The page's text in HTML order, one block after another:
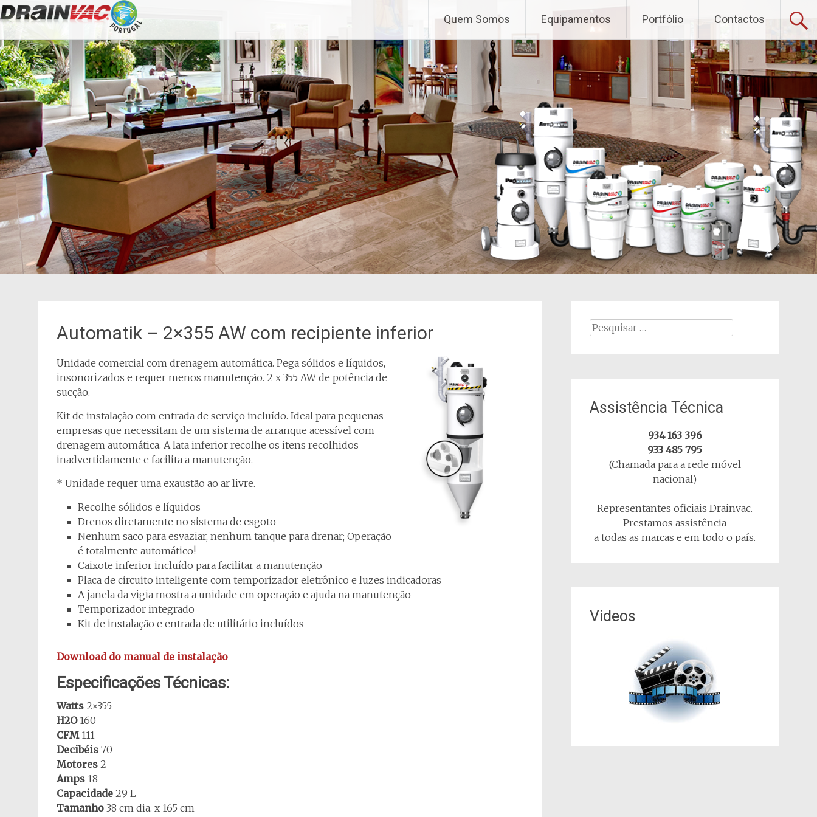
para
conteúdo
Quem Somos Equipamentos Portfólio Contactos
Automatik – 2×355 AW com recipiente inferior
Unidade comercial com drenagem automática. Pega sólidos e líquidos,
insonorizados e requer menos manutenção. 2 x 355 AW de potência de
sucção.
Kit de instalação com entrada de serviço incluído. Ideal para pequenas
empresas que necessitam de um sistema de arranque acessível com
drenagem automática. A lata inferior recolhe os itens recolhidos
inadvertidamente e facilita a manutenção.
* Unidade requer uma exaustão ao ar livre.
Recolhe sólidos e líquidos
Drenos diretamente no sistema de esgoto
Nenhum saco para esvaziar, nenhum tanque para drenar; Operação
é totalmente automático!
Caixote inferior incluído para facilitar a manutenção
Placa de circuito inteligente com temporizador eletrônico e luzes indicadoras
A janela da vigia mostra a unidade em operação e ajuda na manutenção
Temporizador integrado
Kit de instalação e entrada de utilitário incluídos
Download do manual de instalação
Especificações Técnicas:
Watts 2×355
H2O160
CFM111
Decibéis 70
Motores 2
Amps 18
Capacidade 29 L
Tamanho 38 cm dia. x 165 cm
Procurar
Assistência Técnica
934 163 396
933 485 795
(Chamada para a rede móvel
nacional)
Representantes oficiais Drainvac.
Prestamos assistência
a todas as marcas e em todo o país.
Videos